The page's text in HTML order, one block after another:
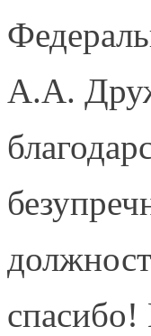
А.А.
спасибо!